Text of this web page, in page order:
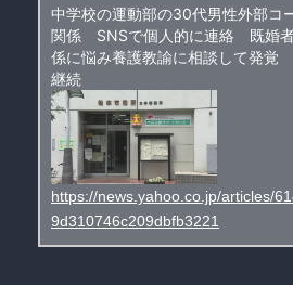
中学校の運動部の30代男性外部コ
関係 SNSで個人的に連絡 既婚者
係に悩み養護教諭に相談して発覚
継続
https://news.yahoo.co.jp/articles/
9d310746c209dbfb3221